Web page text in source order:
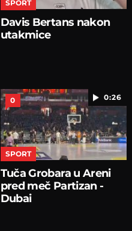
SPORT
Davis Bertans nakon
utakmice
0:26
0
SPORT
Tuča Grobara u Areni
pred meč Partizan -
Dubai